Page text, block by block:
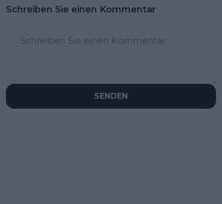
Schreiben Sie einen Kommentar
SENDEN